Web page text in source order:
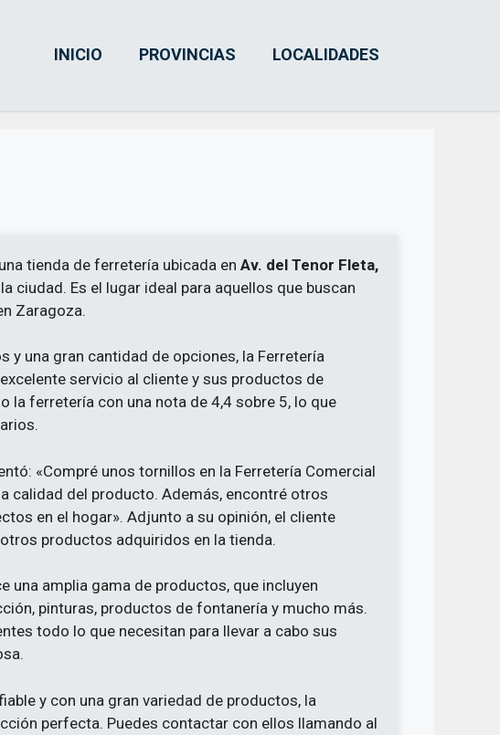
INICIO PROVINCIAS LOCALIDADES
tienda de ferretería ubicada en Av. del Tenor Fleta,
ciudad. Es el lugar ideal para aquellos que buscan
Zaragoza.
y una gran cantidad de opciones, la Ferretería
servicio al cliente y sus productos de
la ferretería con una nota de 4,4 sobre 5, lo que
«Compré unos tornillos en la Ferretería Comercial
calidad del producto. Además, encontré otros
en el hogar». Adjunto a su opinión, el cliente
productos adquiridos en la tienda.
una amplia gama de productos, que incluyen
pinturas, productos de fontanería y mucho más.
todo lo que necesitan para llevar a cabo sus
y con una gran variedad de productos, la
perfecta. Puedes contactar con ellos llamando al